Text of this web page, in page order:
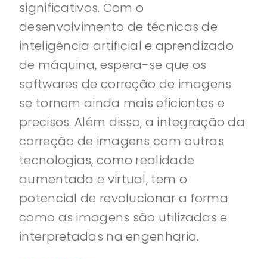
significativos. Com o
desenvolvimento de técnicas de
inteligência artificial e aprendizado
de máquina, espera-se que os
softwares de correção de imagens
se tornem ainda mais eficientes e
precisos. Além disso, a integração da
correção de imagens com outras
tecnologias, como realidade
aumentada e virtual, tem o
potencial de revolucionar a forma
como as imagens são utilizadas e
interpretadas na engenharia.